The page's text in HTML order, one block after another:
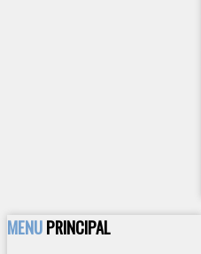
MENUPRINCIPAL